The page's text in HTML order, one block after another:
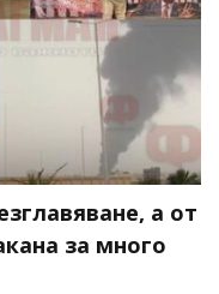
а от
за много